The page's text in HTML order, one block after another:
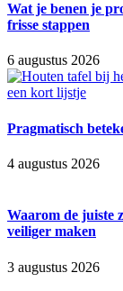
Wat je benen je
frisse stappen
6 augustus 2026
Pragmatisch
4 augustus 2026
Waarom de juiste
veiliger maken
3 augustus 2026